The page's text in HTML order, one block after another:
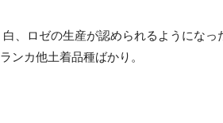
、ロゼの生産が認められるようにな
ンカ他土着品種ばかり。